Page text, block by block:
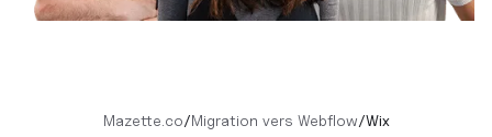
Mazette.co/Migration vers Webflow/Wix